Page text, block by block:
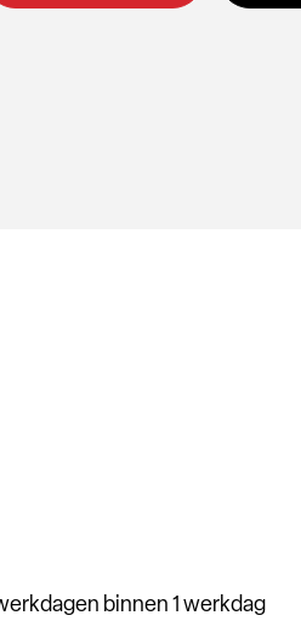
binnen 1 werkdag